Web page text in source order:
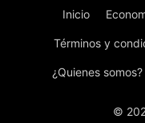
Inicio
Términos y
¿Quienes somos?
©